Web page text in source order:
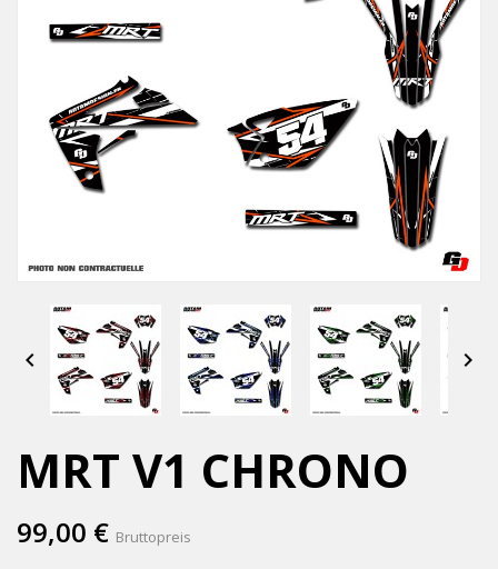
 
MRT V1 CHRONO
99,00 € Bruttopreis